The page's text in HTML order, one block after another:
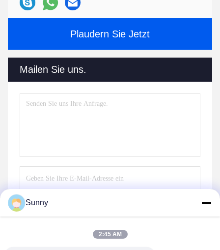
Plaudern Sie Jetzt
Mailen Sie uns.
Senden
Sunny
2:45 AM